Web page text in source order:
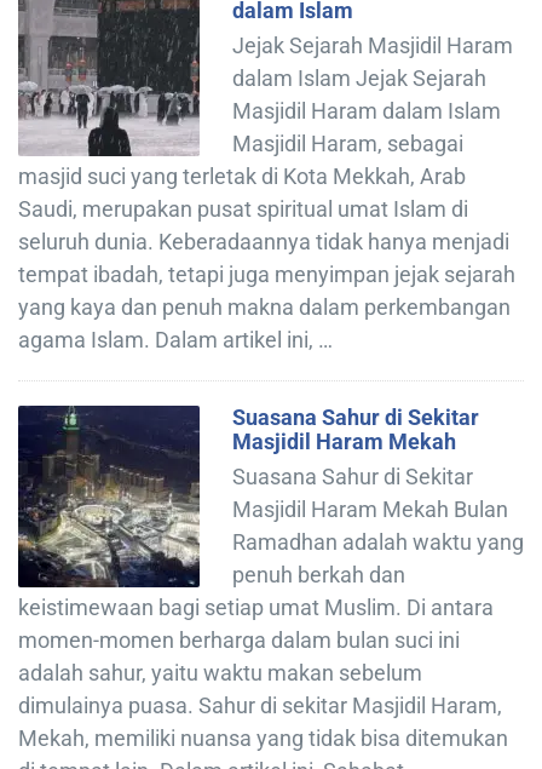
dalam Islam
Jejak Sejarah Masjidil Haram
dalam Islam Jejak Sejarah
Masjidil Haram dalam Islam
Masjidil Haram, sebagai
masjid suci yang terletak di Kota Mekkah, Arab
Saudi, merupakan pusat spiritual umat Islam di
seluruh dunia. Keberadaannya tidak hanya menjadi
tempat ibadah, tetapi juga menyimpan jejak sejarah
yang kaya dan penuh makna dalam perkembangan
agama Islam. Dalam artikel ini, …
Suasana Sahur di Sekitar
Masjidil Haram Mekah
Suasana Sahur di Sekitar
Masjidil Haram Mekah Bulan
Ramadhan adalah waktu yang
penuh berkah dan
keistimewaan bagi setiap umat Muslim. Di antara
momen-momen berharga dalam bulan suci ini
adalah sahur, yaitu waktu makan sebelum
dimulainya puasa. Sahur di sekitar Masjidil Haram,
Mekah, memiliki nuansa yang tidak bisa ditemukan